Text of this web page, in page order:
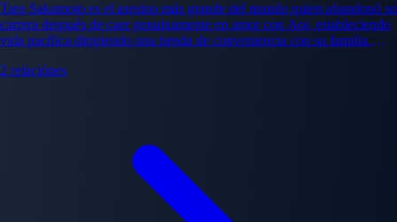
Taro Sakamoto es el asesino más grande del mundo quien abandonó su
carrera después de caer genuinamente en amor con Aoi, estableciendo
vida pacífica dirigiendo una tienda de conveniencia con su familia.
estratégica, Sakamoto deliberadamente suprime estos talentos para
código moral complejo balanceando protección de familia con rechazo
de dañar innecesariamente. Su viaje implica aprender a integrar su
pasado legendario con su compromiso a vida familiar pacífica,
gradualmente aceptando que separación completa puede ser imposible
mientras aprendiendo a proteger aquellos que ama a través de
2 relaciónes